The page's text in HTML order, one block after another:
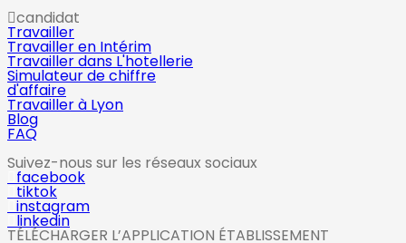
candidat
Travailler
Travailler en Intérim
Travailler dans L'hotellerie
Simulateur de chiffre
d'affaire
Travailler à Lyon
Blog
FAQ
Suivez-nous sur les réseaux sociaux
facebook
tiktok
instagram
linkedin
TÉLÉCHARGER L’APPLICATION ÉTABLISSEMENT